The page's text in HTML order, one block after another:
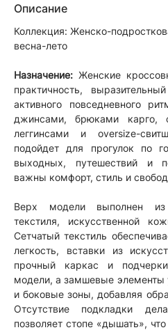
Описание
Коллекция: Женско-
весна-лето
Назначение: Женские
практичность,
активного повседневного
джинсами, брюками карго,
леггинсами и oversize-
подойдет для прогулок по
выходных, путешествий и
важны комфорт, стиль и
Верх модели выполнен
текстиля, искусственной
Сетчатый текстиль
легкость, вставки из
прочный каркас и
модели, а замшевые элементы
и боковые зоны, добавляя
Отсутствие подкладки
позволяет стопе «дышать»,